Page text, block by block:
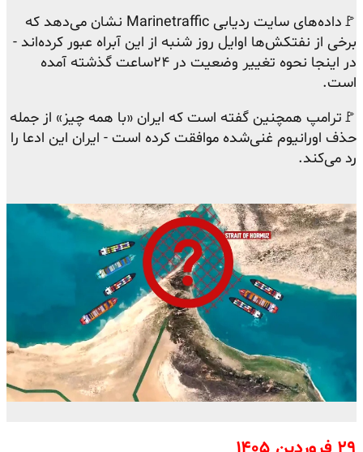
🚩داده‌های سایت ردیابی Marinetraffic نشان می‌دهد که
برخی از نفتکش‌ها اوایل روز شنبه از این آبراه عبور کرده‌اند -
در اینجا نحوه تغییر وضعیت در ۲۴ساعت گذشته آمده
است.
🚩ترامپ همچنین گفته است که ایران «با همه چیز» از جمله
حذف اورانیوم غنی‌شده موافقت کرده است - ایران این ادعا را
رد می‌کند.